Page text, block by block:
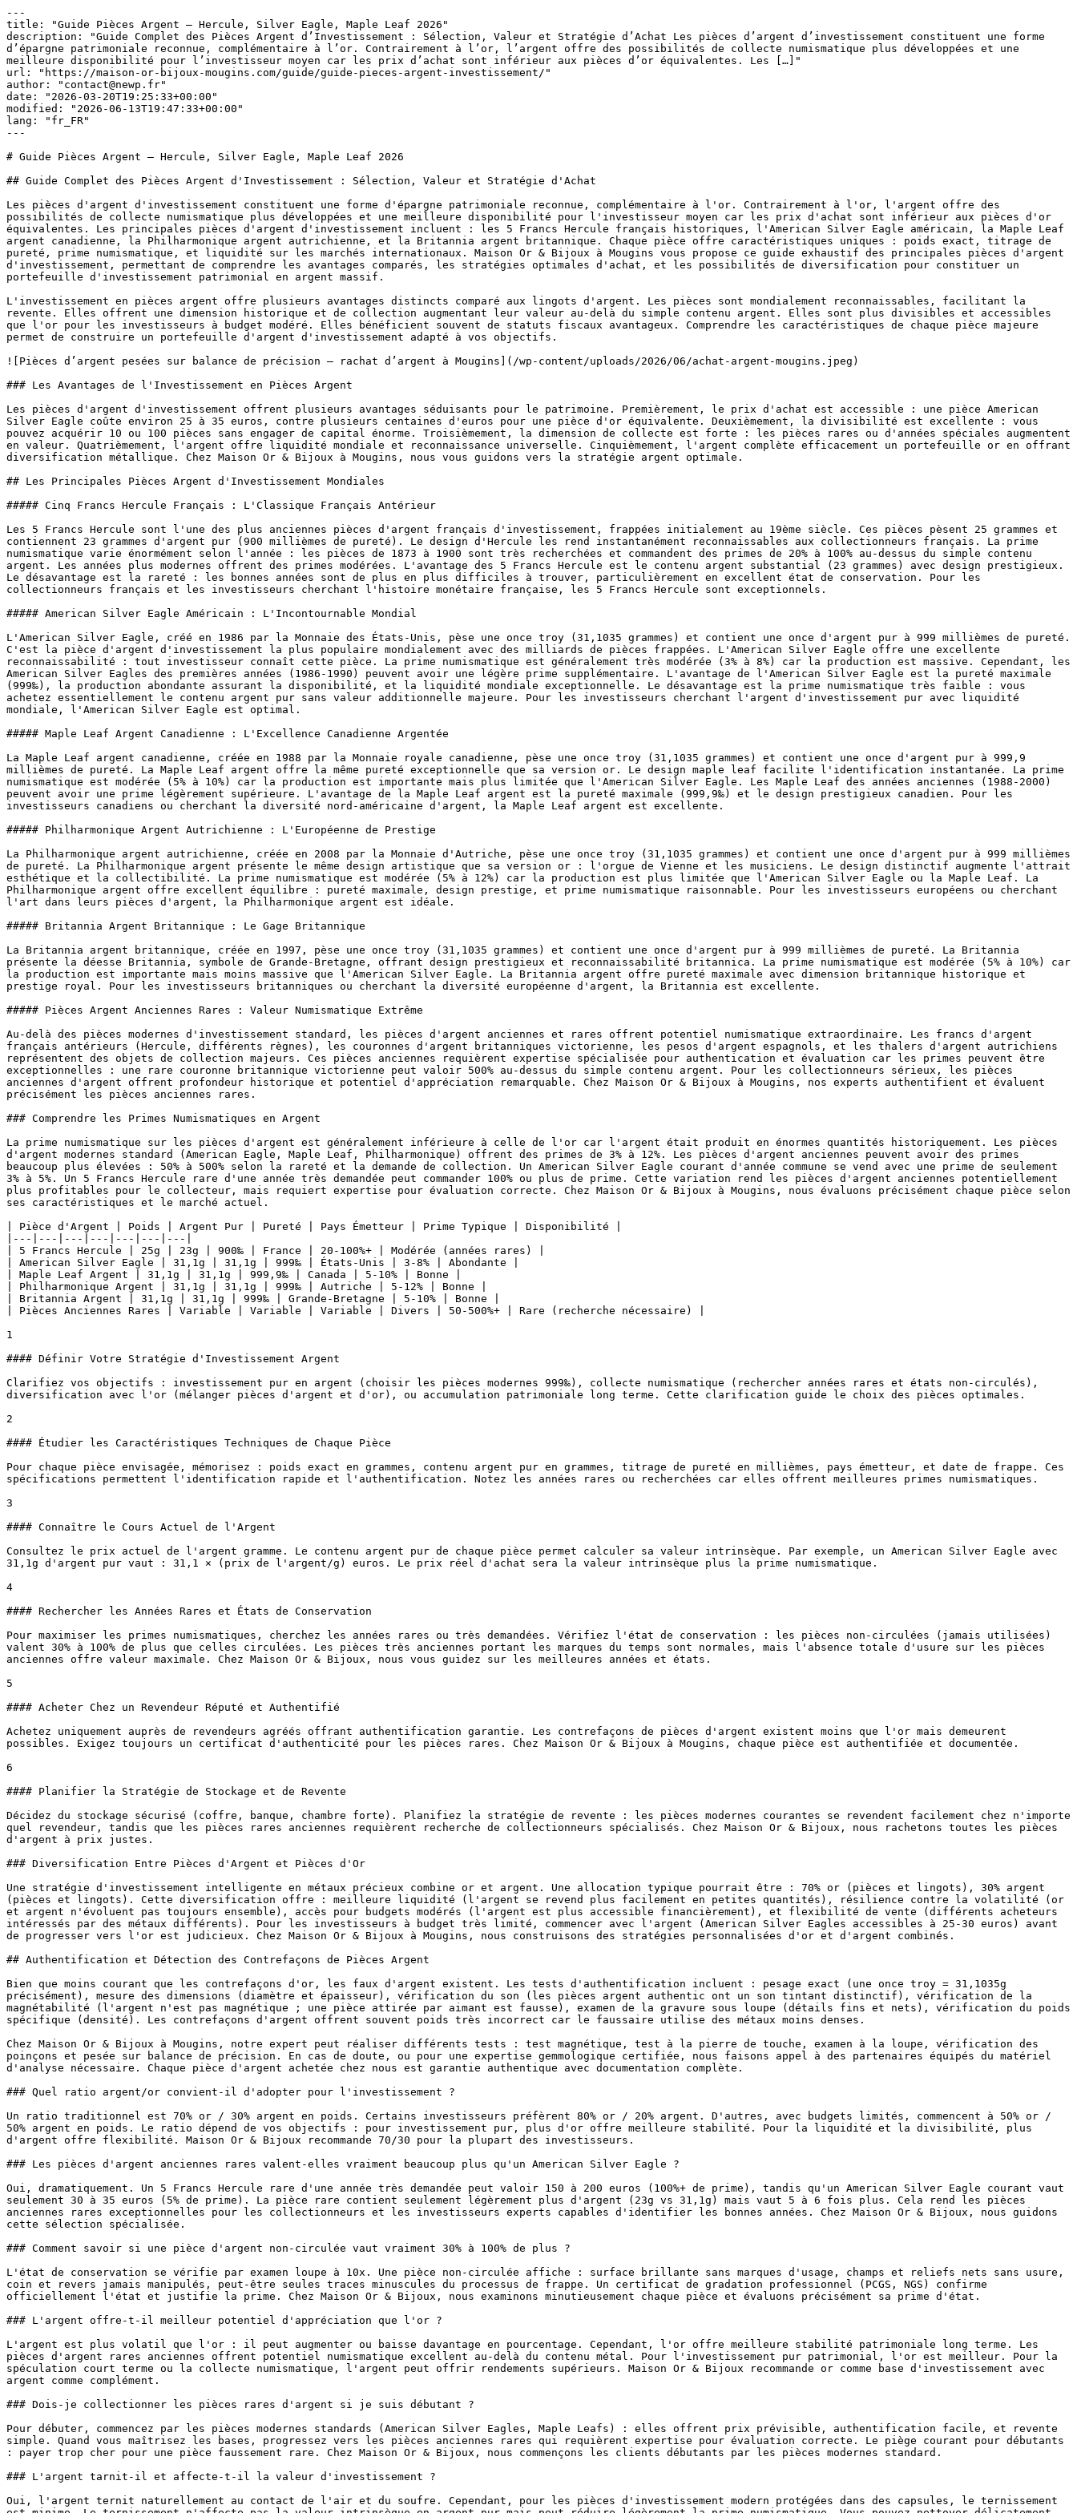
---
title: "Guide Pièces Argent — Hercule, Silver Eagle, Maple Leaf 2026"
description: "Guide Complet des Pièces Argent d’Investissement : Sélection, Valeur et Stratégie d’Achat Les pièces d’argent d’investissement constituent une forme d’épargne patrimoniale reconnue, complémentaire à l’or. Contrairement à l’or, l’argent offre des possibilités de collecte numismatique plus développées et une meilleure disponibilité pour l’investisseur moyen car les prix d’achat sont inférieur aux pièces d’or équivalentes. Les […]"
url: "https://maison-or-bijoux-mougins.com/guide/guide-pieces-argent-investissement/"
author: "contact@newp.fr"
date: "2026-03-20T19:25:33+00:00"
modified: "2026-06-13T19:47:33+00:00"
lang: "fr_FR"
---

# Guide Pièces Argent — Hercule, Silver Eagle, Maple Leaf 2026

## Guide Complet des Pièces Argent d'Investissement : Sélection, Valeur et Stratégie d'Achat

Les pièces d'argent d'investissement constituent une forme d'épargne patrimoniale reconnue, complémentaire à l'or. Contrairement à l'or, l'argent offre des possibilités de collecte numismatique plus développées et une meilleure disponibilité pour l'investisseur moyen car les prix d'achat sont inférieur aux pièces d'or équivalentes. Les principales pièces d'argent d'investissement incluent : les 5 Francs Hercule français historiques, l'American Silver Eagle américain, la Maple Leaf argent canadienne, la Philharmonique argent autrichienne, et la Britannia argent britannique. Chaque pièce offre caractéristiques uniques : poids exact, titrage de pureté, prime numismatique, et liquidité sur les marchés internationaux. Maison Or & Bijoux à Mougins vous propose ce guide exhaustif des principales pièces d'argent d'investissement, permettant de comprendre les avantages comparés, les stratégies optimales d'achat, et les possibilités de diversification pour constituer un portefeuille d'investissement patrimonial en argent massif.

L'investissement en pièces argent offre plusieurs avantages distincts comparé aux lingots d'argent. Les pièces sont mondialement reconnaissables, facilitant la revente. Elles offrent une dimension historique et de collection augmentant leur valeur au-delà du simple contenu argent. Elles sont plus divisibles et accessibles que l'or pour les investisseurs à budget modéré. Elles bénéficient souvent de statuts fiscaux avantageux. Comprendre les caractéristiques de chaque pièce majeure permet de construire un portefeuille d'argent d'investissement adapté à vos objectifs.

![Pièces d’argent pesées sur balance de précision — rachat d’argent à Mougins](/wp-content/uploads/2026/06/achat-argent-mougins.jpeg)

### Les Avantages de l'Investissement en Pièces Argent

Les pièces d'argent d'investissement offrent plusieurs avantages séduisants pour le patrimoine. Premièrement, le prix d'achat est accessible : une pièce American Silver Eagle coûte environ 25 à 35 euros, contre plusieurs centaines d'euros pour une pièce d'or équivalente. Deuxièmement, la divisibilité est excellente : vous pouvez acquérir 10 ou 100 pièces sans engager de capital énorme. Troisièmement, la dimension de collecte est forte : les pièces rares ou d'années spéciales augmentent en valeur. Quatrièmement, l'argent offre liquidité mondiale et reconnaissance universelle. Cinquièmement, l'argent complète efficacement un portefeuille or en offrant diversification métallique. Chez Maison Or & Bijoux à Mougins, nous vous guidons vers la stratégie argent optimale.

## Les Principales Pièces Argent d'Investissement Mondiales

##### Cinq Francs Hercule Français : L'Classique Français Antérieur

Les 5 Francs Hercule sont l'une des plus anciennes pièces d'argent français d'investissement, frappées initialement au 19ème siècle. Ces pièces pèsent 25 grammes et contiennent 23 grammes d'argent pur (900 millièmes de pureté). Le design d'Hercule les rend instantanément reconnaissables aux collectionneurs français. La prime numismatique varie énormément selon l'année : les pièces de 1873 à 1900 sont très recherchées et commandent des primes de 20% à 100% au-dessus du simple contenu argent. Les années plus modernes offrent des primes modérées. L'avantage des 5 Francs Hercule est le contenu argent substantial (23 grammes) avec design prestigieux. Le désavantage est la rareté : les bonnes années sont de plus en plus difficiles à trouver, particulièrement en excellent état de conservation. Pour les collectionneurs français et les investisseurs cherchant l'histoire monétaire française, les 5 Francs Hercule sont exceptionnels.

##### American Silver Eagle Américain : L'Incontournable Mondial

L'American Silver Eagle, créé en 1986 par la Monnaie des États-Unis, pèse une once troy (31,1035 grammes) et contient une once d'argent pur à 999 millièmes de pureté. C'est la pièce d'argent d'investissement la plus populaire mondialement avec des milliards de pièces frappées. L'American Silver Eagle offre une excellente reconnaissabilité : tout investisseur connaît cette pièce. La prime numismatique est généralement très modérée (3% à 8%) car la production est massive. Cependant, les American Silver Eagles des premières années (1986-1990) peuvent avoir une légère prime supplémentaire. L'avantage de l'American Silver Eagle est la pureté maximale (999‰), la production abondante assurant la disponibilité, et la liquidité mondiale exceptionnelle. Le désavantage est la prime numismatique très faible : vous achetez essentiellement le contenu argent pur sans valeur additionnelle majeure. Pour les investisseurs cherchant l'argent d'investissement pur avec liquidité mondiale, l'American Silver Eagle est optimal.

##### Maple Leaf Argent Canadienne : L'Excellence Canadienne Argentée

La Maple Leaf argent canadienne, créée en 1988 par la Monnaie royale canadienne, pèse une once troy (31,1035 grammes) et contient une once d'argent pur à 999,9 millièmes de pureté. La Maple Leaf argent offre la même pureté exceptionnelle que sa version or. Le design maple leaf facilite l'identification instantanée. La prime numismatique est modérée (5% à 10%) car la production est importante mais plus limitée que l'American Silver Eagle. Les Maple Leaf des années anciennes (1988-2000) peuvent avoir une prime légèrement supérieure. L'avantage de la Maple Leaf argent est la pureté maximale (999,9‰) et le design prestigieux canadien. Pour les investisseurs canadiens ou cherchant la diversité nord-américaine d'argent, la Maple Leaf argent est excellente.

##### Philharmonique Argent Autrichienne : L'Européenne de Prestige

La Philharmonique argent autrichienne, créée en 2008 par la Monnaie d'Autriche, pèse une once troy (31,1035 grammes) et contient une once d'argent pur à 999 millièmes de pureté. La Philharmonique argent présente le même design artistique que sa version or : l'orgue de Vienne et les musiciens. Le design distinctif augmente l'attrait esthétique et la collectibilité. La prime numismatique est modérée (5% à 12%) car la production est plus limitée que l'American Silver Eagle ou la Maple Leaf. La Philharmonique argent offre excellent équilibre : pureté maximale, design prestige, et prime numismatique raisonnable. Pour les investisseurs européens ou cherchant l'art dans leurs pièces d'argent, la Philharmonique argent est idéale.

##### Britannia Argent Britannique : Le Gage Britannique

La Britannia argent britannique, créée en 1997, pèse une once troy (31,1035 grammes) et contient une once d'argent pur à 999 millièmes de pureté. La Britannia présente la déesse Britannia, symbole de Grande-Bretagne, offrant design prestigieux et reconnaissabilité britannica. La prime numismatique est modérée (5% à 10%) car la production est importante mais moins massive que l'American Silver Eagle. La Britannia argent offre pureté maximale avec dimension britannique historique et prestige royal. Pour les investisseurs britanniques ou cherchant la diversité européenne d'argent, la Britannia est excellente.

##### Pièces Argent Anciennes Rares : Valeur Numismatique Extrême

Au-delà des pièces modernes d'investissement standard, les pièces d'argent anciennes et rares offrent potentiel numismatique extraordinaire. Les francs d'argent français antérieurs (Hercule, différents règnes), les couronnes d'argent britanniques victorienne, les pesos d'argent espagnols, et les thalers d'argent autrichiens représentent des objets de collection majeurs. Ces pièces anciennes requièrent expertise spécialisée pour authentication et évaluation car les primes peuvent être exceptionnelles : une rare couronne britannique victorienne peut valoir 500% au-dessus du simple contenu argent. Pour les collectionneurs sérieux, les pièces anciennes d'argent offrent profondeur historique et potentiel d'appréciation remarquable. Chez Maison Or & Bijoux à Mougins, nos experts authentifient et évaluent précisément les pièces anciennes rares.

### Comprendre les Primes Numismatiques en Argent

La prime numismatique sur les pièces d'argent est généralement inférieure à celle de l'or car l'argent était produit en énormes quantités historiquement. Les pièces d'argent modernes standard (American Eagle, Maple Leaf, Philharmonique) offrent des primes de 3% à 12%. Les pièces d'argent anciennes peuvent avoir des primes beaucoup plus élevées : 50% à 500% selon la rareté et la demande de collection. Un American Silver Eagle courant d'année commune se vend avec une prime de seulement 3% à 5%. Un 5 Francs Hercule rare d'une année très demandée peut commander 100% ou plus de prime. Cette variation rend les pièces d'argent anciennes potentiellement plus profitables pour le collecteur, mais requiert expertise pour évaluation correcte. Chez Maison Or & Bijoux à Mougins, nous évaluons précisément chaque pièce selon ses caractéristiques et le marché actuel.

| Pièce d'Argent | Poids | Argent Pur | Pureté | Pays Émetteur | Prime Typique | Disponibilité |
|---|---|---|---|---|---|---|
| 5 Francs Hercule | 25g | 23g | 900‰ | France | 20-100%+ | Modérée (années rares) |
| American Silver Eagle | 31,1g | 3